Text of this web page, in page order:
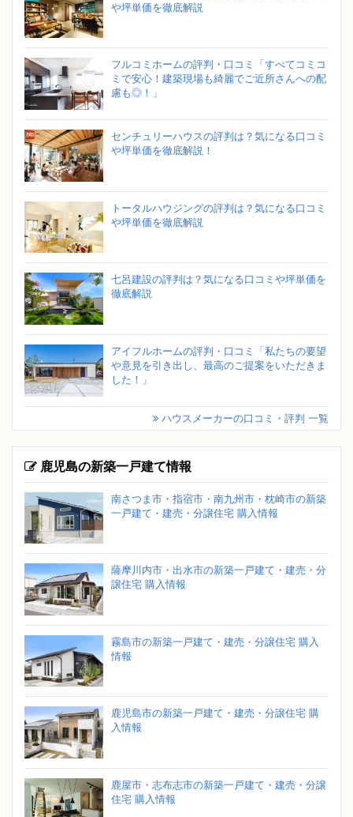
や坪単価を徹底解説
フルコミホームの評判・口コミ「すべてコミコ
ミで安心！建築現場も綺麗でご近所さんへの配
慮も◎！」
センチュリーハウスの評判は？気になる口コミ
や坪単価を徹底解説！
トータルハウジングの評判は？気になる口コミ
や坪単価を徹底解説
七呂建設の評判は？気になる口コミや坪単価を
徹底解説
アイフルホームの評判・口コミ「私たちの要望
や意見を引き出し、最高のご提案をいただきま
した！」
ハウスメーカーの口コミ・評判 一覧
鹿児島の新築一戸建て情報
南さつま市・指宿市・南九州市・枕崎市の新築
一戸建て・建売・分譲住宅 購入情報
薩摩川内市・出水市の新築一戸建て・建売・分
譲住宅 購入情報
霧島市の新築一戸建て・建売・分譲住宅 購入
情報
鹿児島市の新築一戸建て・建売・分譲住宅 購
入情報
鹿屋市・志布志市の新築一戸建て・建売・分譲
住宅 購入情報